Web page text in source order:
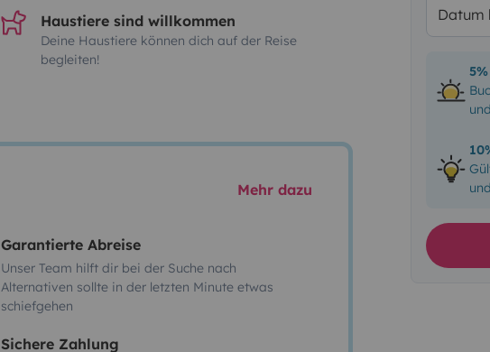
Haustiere sind willkommen
Deine Haustiere können dich auf der Reise
begleiten!
Mehr dazu
Garantierte Abreise
Unser Team hilft dir bei der Suche nach
Alternativen sollte in der letzten Minute etwas
schiefgehen
Sichere Zahlung
Datum